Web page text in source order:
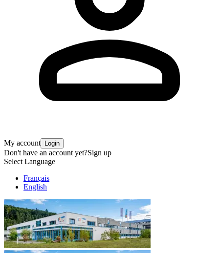
My account Login
Don't have an account yet?Sign up
Select Language
Français
English